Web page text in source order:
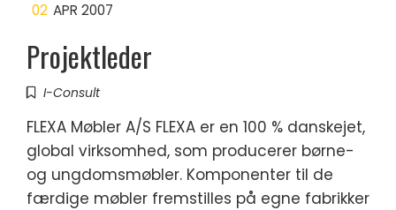
02 APR 2007
Projektleder
I-Consult
FLEXA Møbler A/S FLEXA er en 100 % danskejet,
global virksomhed, som producerer børne-
og ungdomsmøbler. Komponenter til de
færdige møbler fremstilles på egne fabrikker